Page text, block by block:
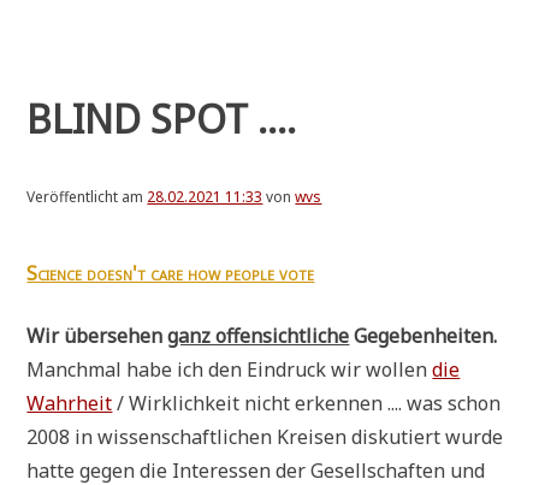
BLIND SPOT ....
Veröffentlicht am 28.02.2021 11:33 vonwvs
Sci­ence doesn't care how peo­p­le vote
Wir über­se­henganz offen­sicht­li­cheGegebenheiten.
Manch­mal habe ich den Ein­druck wir wol­lendie
Wahr­heit/ Wirk­lich­keit nicht erken­nen .... was schon
2008 in wis­sen­schaft­li­chen Krei­sen dis­ku­tiert wur­de
hat­te gegen die Inter­es­sen der Gesell­schaf­ten und